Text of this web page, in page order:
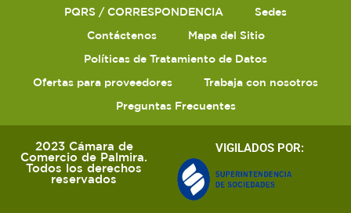
PQRS / CORRESPONDENCIA
Sedes
Contáctenos
Mapa del Sitio
Políticas de Tratamiento de Datos
Ofertas para proveedores
Trabaja con nosotros
Preguntas Frecuentes
2023 Cámara de
Comercio de Palmira.
Todos los derechos
reservados
VIGILADOS POR: